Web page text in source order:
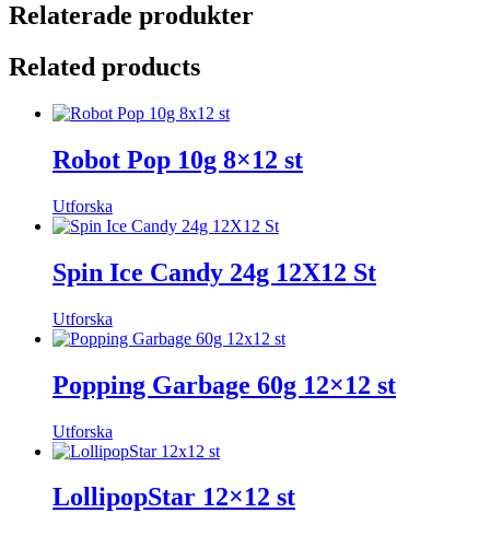
Relaterade produkter
Related products
Robot Pop 10g 8×12 st
Utforska
Spin Ice Candy 24g 12X12 St
Utforska
Popping Garbage 60g 12×12 st
Utforska
LollipopStar 12×12 st